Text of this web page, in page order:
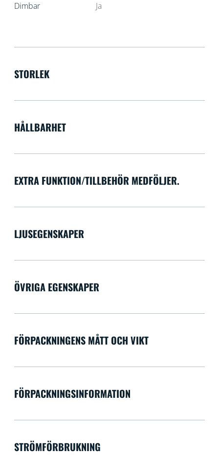
Dimbar Ja
STORLEK
HÅLLBARHET
EXTRA FUNKTION/TILLBEHÖR MEDFÖLJER.
LJUSEGENSKAPER
ÖVRIGA EGENSKAPER
FÖRPACKNINGENS MÅTT OCH VIKT
FÖRPACKNINGSINFORMATION
STRÖMFÖRBRUKNING